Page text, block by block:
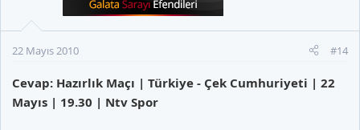
22 Mayıs 2010 #14
Cevap: Hazırlık Maçı | Türkiye - Çek Cumhuriyeti | 22
Mayıs | 19.30 | Ntv Spor